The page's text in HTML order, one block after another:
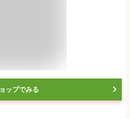
ップでみる